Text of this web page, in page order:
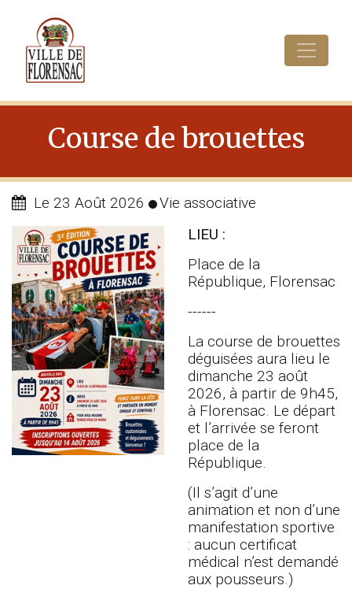
Course de brouettes
Le 23 Août 2026
Vie associative
LIEU :
Place de la
République, Florensac
------
La course de brouettes
déguisées aura lieu le
dimanche 23 août
2026, à partir de 9h45,
à Florensac. Le départ
et l’arrivée se feront
place de la
République.
(Il s’agit d’une
animation et non d’une
manifestation sportive
: aucun certificat
médical n’est demandé
aux pousseurs.)